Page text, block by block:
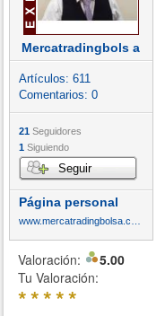
Mercatradingbols a
Artículos: 611
Comentarios: 0
21 Seguidores
1 Siguiendo
Seguir
Página personal
Valoración:
5.00
Tu Valoración:
*****